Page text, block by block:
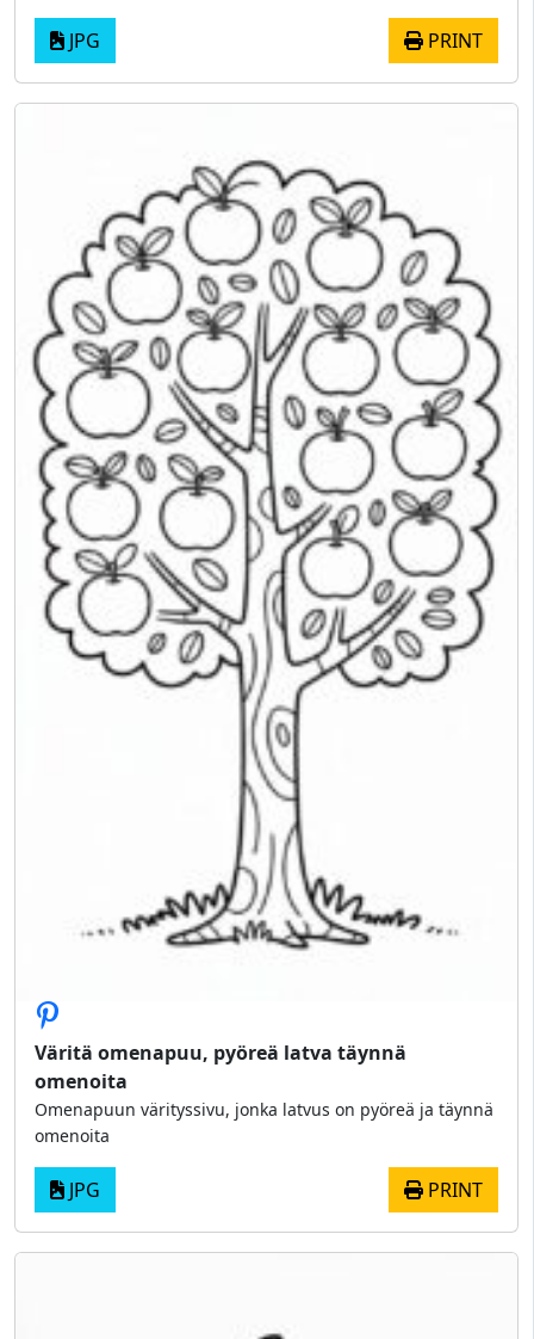
JPG PRINT
Väritä omenapuu, pyöreä latva täynnä
omenoita
Omenapuun värityssivu, jonka latvus on pyöreä ja täynnä
omenoita
JPG PRINT